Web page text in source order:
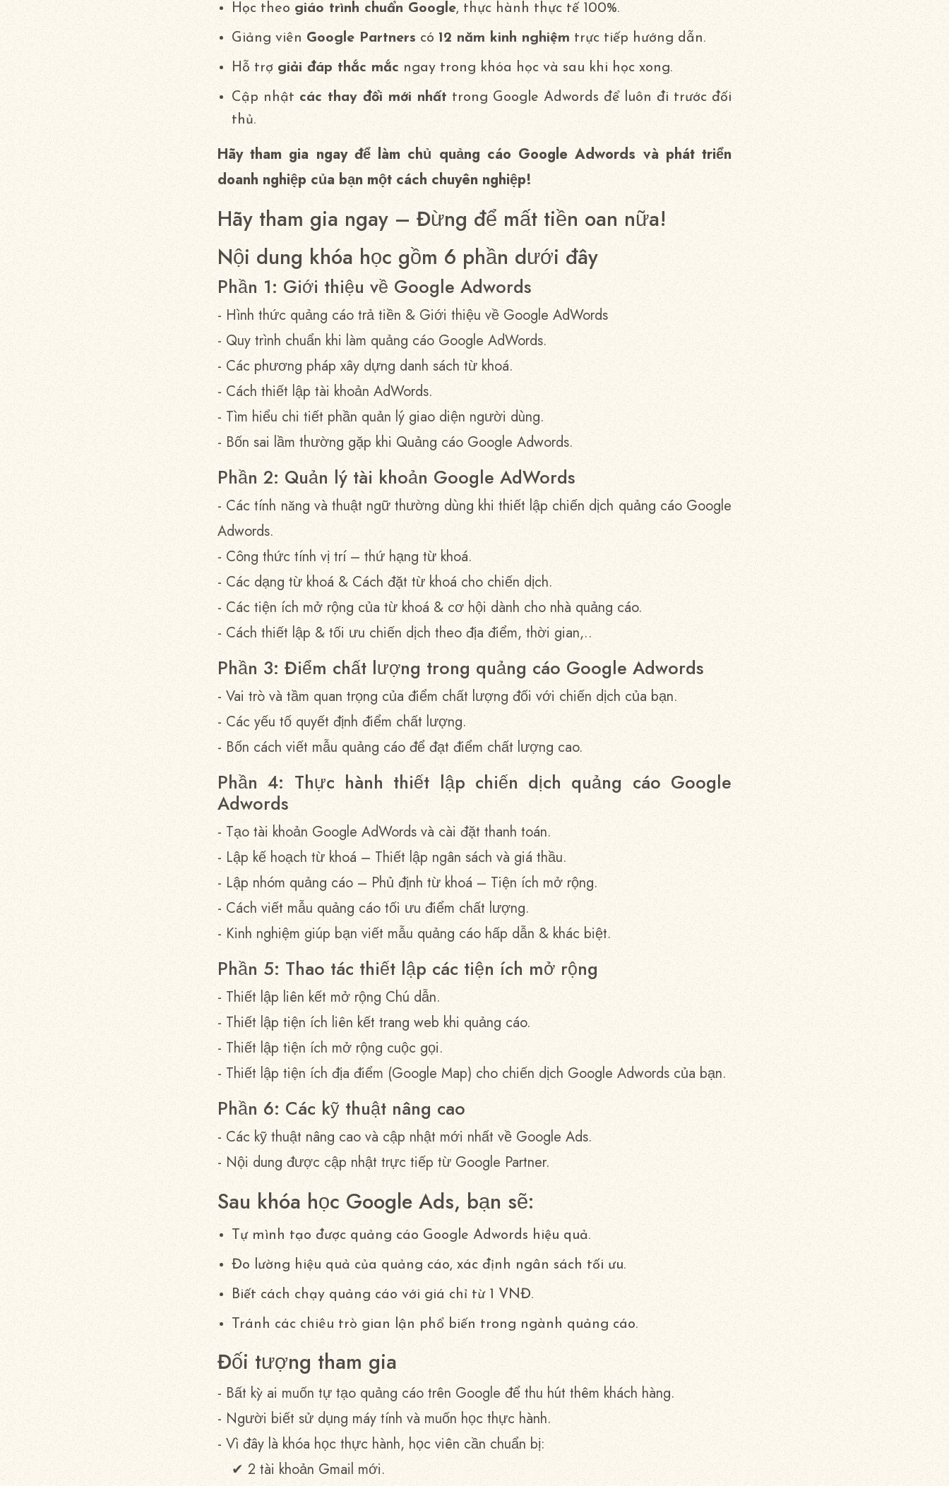
Học theo giáo trình chuẩn Google, thực hành thực tế 100%.
Giảng viên Google Partners có 12 năm kinh nghiệm trực tiếp hướng dẫn.
Hỗ trợ giải đáp thắc mắc ngay trong khóa học và sau khi học xong.
Cập nhật các thay đổi mới nhất trong Google Adwords để luôn đi trước đối
thủ.
Hãy tham gia ngay để làm chủ quảng cáo Google Adwords và phát triển
doanh nghiệp của bạn một cách chuyên nghiệp!
Hãy tham gia ngay – Đừng để mất tiền oan nữa!
Nội dung khóa học gồm 6 phần dưới đây
Phần 1: Giới thiệu về Google Adwords
- Hình thức quảng cáo trả tiền & Giới thiệu về Google AdWords
- Quy trình chuẩn khi làm quảng cáo Google AdWords.
- Các phương pháp xây dựng danh sách từ khoá.
- Cách thiết lập tài khoản AdWords.
- Tìm hiểu chi tiết phần quản lý giao diện người dùng.
- Bốn sai lầm thường gặp khi Quảng cáo Google Adwords.
Phần 2: Quản lý tài khoản Google AdWords
- Các tính năng và thuật ngữ thường dùng khi thiết lập chiến dịch quảng cáo Google
Adwords.
- Công thức tính vị trí – thứ hạng từ khoá.
- Các dạng từ khoá & Cách đặt từ khoá cho chiến dịch.
- Các tiện ích mở rộng của từ khoá & cơ hội dành cho nhà quảng cáo.
- Cách thiết lập & tối ưu chiến dịch theo địa điểm, thời gian,..
Phần 3: Điểm chất lượng trong quảng cáo Google Adwords
- Vai trò và tầm quan trọng của điểm chất lượng đối với chiến dịch của bạn.
- Các yếu tố quyết định điểm chất lượng.
- Bốn cách viết mẫu quảng cáo để đạt điểm chất lượng cao.
Phần 4: Thực hành thiết lập chiến dịch quảng cáo Google
Adwords
- Tạo tài khoản Google AdWords và cài đặt thanh toán.
- Lập kế hoạch từ khoá – Thiết lập ngân sách và giá thầu.
- Lập nhóm quảng cáo – Phủ định từ khoá – Tiện ích mở rộng.
- Cách viết mẫu quảng cáo tối ưu điểm chất lượng.
- Kinh nghiệm giúp bạn viết mẫu quảng cáo hấp dẫn & khác biệt.
Phần 5: Thao tác thiết lập các tiện ích mở rộng
- Thiết lập liên kết mở rộng Chú dẫn.
- Thiết lập tiện ích liên kết trang web khi quảng cáo.
- Thiết lập tiện ích mở rộng cuộc gọi.
- Thiết lập tiện ích địa điểm (Google Map) cho chiến dịch Google Adwords của bạn.
Phần 6: Các kỹ thuật nâng cao
- Các kỹ thuật nâng cao và cập nhật mới nhất về Google Ads.
- Nội dung được cập nhật trực tiếp từ Google Partner.
Sau khóa học Google Ads, bạn sẽ:
Tự mình tạo được quảng cáo Google Adwords hiệu quả.
Đo lường hiệu quả của quảng cáo, xác định ngân sách tối ưu.
Biết cách chạy quảng cáo với giá chỉ từ 1 VNĐ.
Tránh các chiêu trò gian lận phổ biến trong ngành quảng cáo.
Đối tượng tham gia
- Bất kỳ ai muốn tự tạo quảng cáo trên Google để thu hút thêm khách hàng.
- Người biết sử dụng máy tính và muốn học thực hành.
- Vì đây là khóa học thực hành, học viên cần chuẩn bị:
✔ 2 tài khoản Gmail mới.